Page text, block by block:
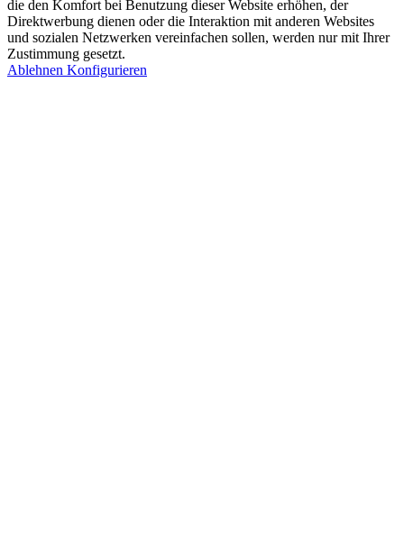
die den Komfort bei Benutzung dieser Website erhöhen, der
Direktwerbung dienen oder die Interaktion mit anderen Websites
und sozialen Netzwerken vereinfachen sollen, werden nur mit Ihrer
Zustimmung gesetzt.
Ablehnen Konfigurieren